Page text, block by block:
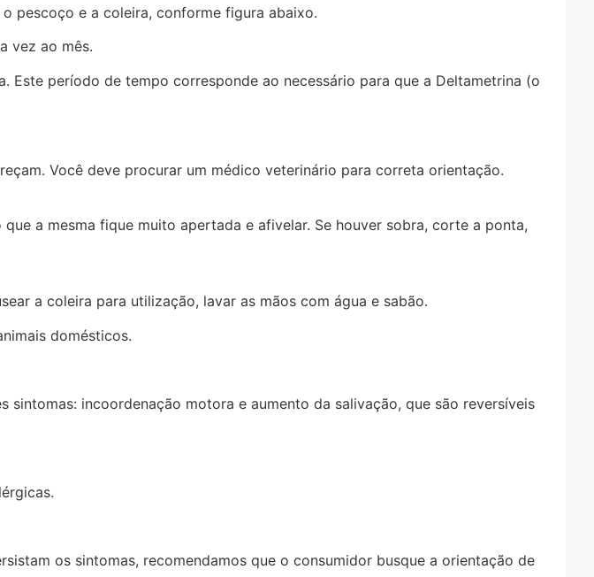
pescoço e a coleira, conforme figura abaixo.
vez ao mês.
Este período de tempo corresponde ao necessário para que a Deltametrina (o
Você deve procurar um médico veterinário para correta orientação.
a mesma fique muito apertada e afivelar. Se houver sobra, corte a ponta,
a coleira para utilização, lavar as mãos com água e sabão.
domésticos.
incoordenação motora e aumento da salivação, que são reversíveis
os sintomas, recomendamos que o consumidor busque a orientação de